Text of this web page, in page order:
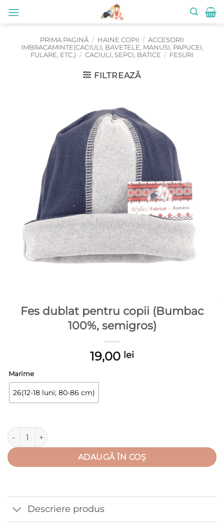
PRIMA PAGINĂ / HAINE COPII / ACCESORII
IMBRACAMINTE(CACIULI, BAVETELE, MANUSI, PAPUCEI,
FULARE, ETC.) / CACIULI, SEPCI, BATICE / FESURI
FILTREAZĂ
Fes dublat pentru copii (Bumbac
100%, semigros)
19,00 lei
Marime
26(12-18 luni; 80-86 cm)
Cantitate Fes dublat pentru copii (Bumbac 100%, semigros)
ADAUGĂ ÎN COȘ
Descriere produs